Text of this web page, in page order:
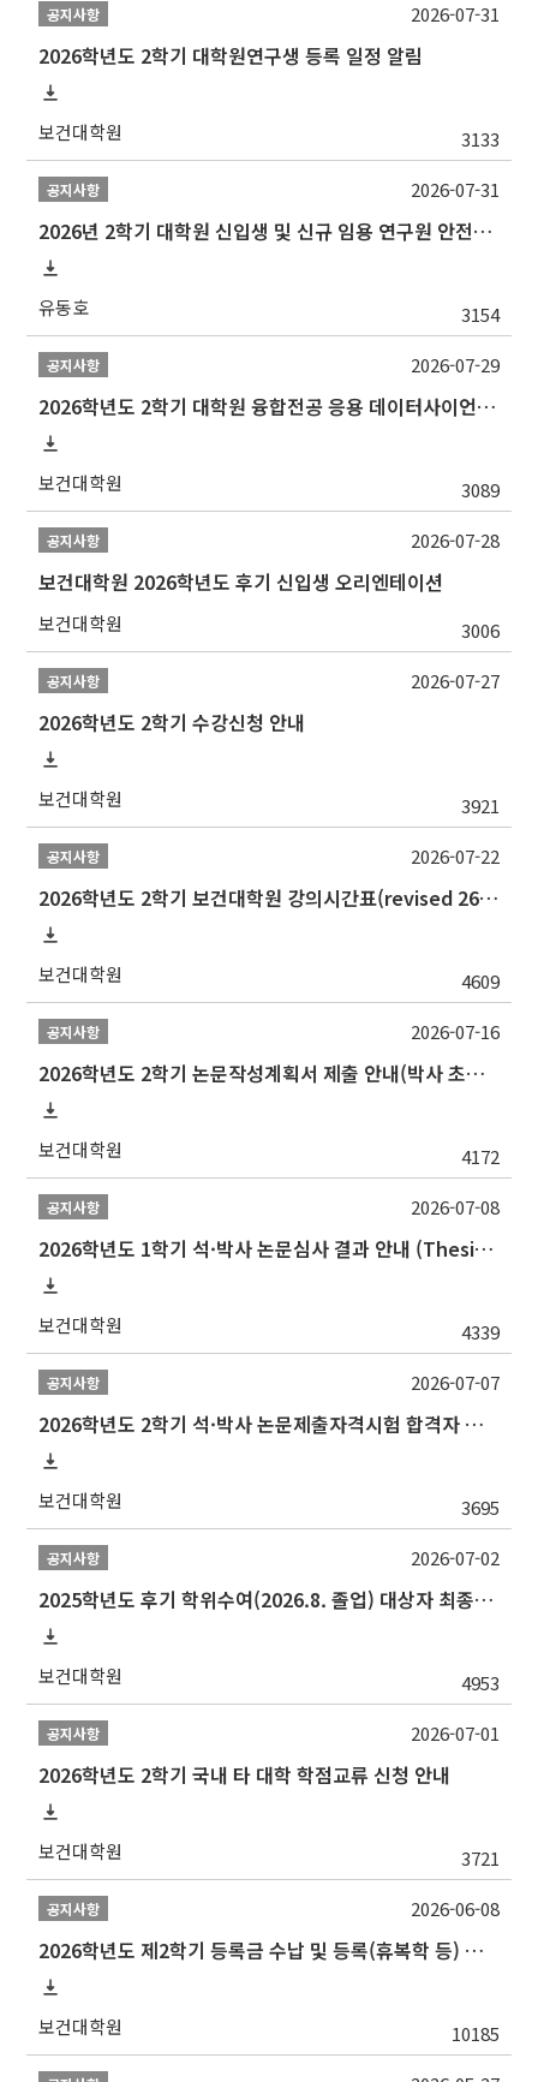
공지사항
2026학년도 2학기 대학원연구생 등록 일정 알림
보건대학원 3133
2026-07-31
공지사항
2026년 2학기 대학원 신입생 및 신규 임용 연구원 안전환경교육(신규교육) 실시 안내
유동호 3154
2026-07-31
공지사항
2026학년도 2학기 대학원 융합전공 응용 데이터사이언스 선발 계획 알림
보건대학원 3089
2026-07-29
공지사항
보건대학원 2026학년도 후기 신입생 오리엔테이션
보건대학원 3006
2026-07-28
공지사항
2026학년도 2학기 수강신청 안내
보건대학원 3921
2026-07-27
공지사항
2026학년도 2학기 보건대학원 강의시간표(revised 260803)(2026 2nd SEMESTER SNU GSPH TIMETABLE)
보건대학원 4609
2026-07-22
공지사항
2026학년도 2학기 논문작성계획서 제출 안내(박사 초심 일정 포함)_Thesis Proposal
보건대학원 4172
2026-07-16
공지사항
2026학년도 1학기 석·박사 논문심사 결과 안내 (Thesis Defense Result)
보건대학원 4339
2026-07-08
공지사항
2026학년도 2학기 석·박사 논문제출자격시험 합격자 공고(TSQ Exam Result)
보건대학원 3695
2026-07-07
공지사항
2025학년도 후기 학위수여(2026.8. 졸업) 대상자 최종인준 논문 제출 안내
보건대학원 4953
2026-07-02
공지사항
2026학년도 2학기 국내 타 대학 학점교류 신청 안내
보건대학원 3721
2026-07-01
공지사항
2026학년도 제2학기 등록금 수납 및 등록(휴복학 등) 일정 안내
보건대학원 10185
2026-06-08